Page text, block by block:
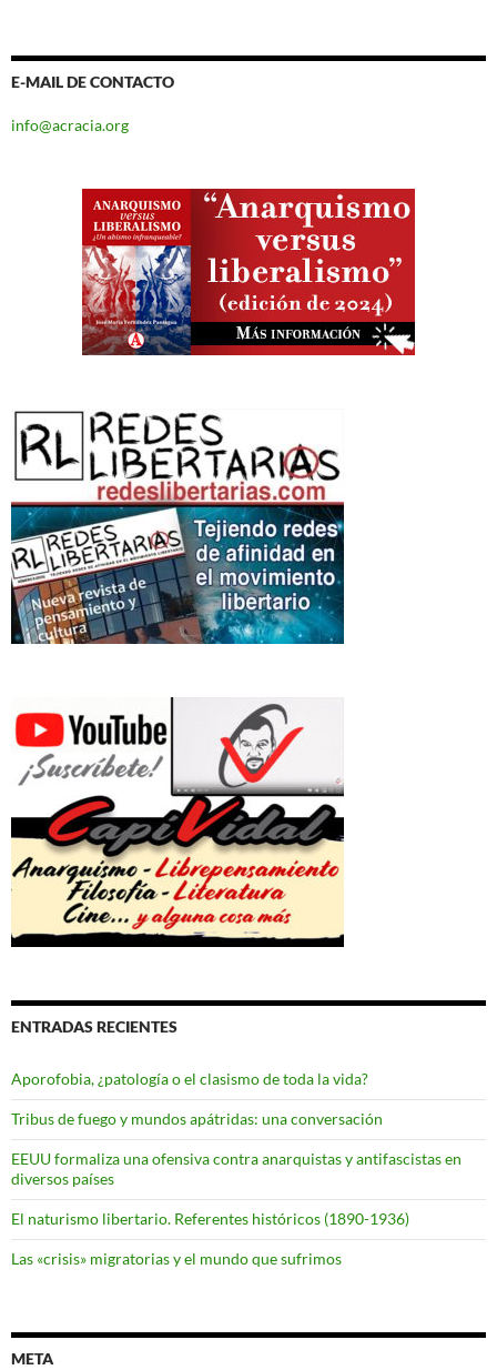
E-MAIL DE CONTACTO
info@acracia.org
ENTRADAS RECIENTES
Aporofobia, ¿patología o el clasismo de toda la vida?
Tribus de fuego y mundos apátridas: una conversación
EEUU formaliza una ofensiva contra anarquistas y antifascistas en
diversos países
El naturismo libertario. Referentes históricos (1890-1936)
Las «crisis» migratorias y el mundo que sufrimos
META